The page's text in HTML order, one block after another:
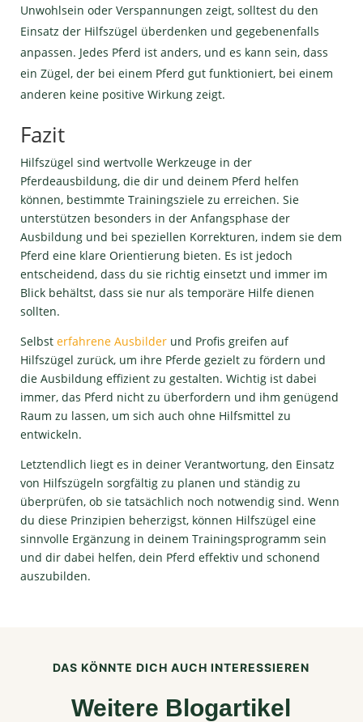
Unwohlsein oder Verspannungen zeigt, solltest du den
Einsatz der Hilfszügel überdenken und gegebenenfalls
anpassen. Jedes Pferd ist anders, und es kann sein, dass
ein Zügel, der bei einem Pferd gut funktioniert, bei einem
anderen keine positive Wirkung zeigt.
Fazit
Hilfszügel sind wertvolle Werkzeuge in der
Pferdeausbildung, die dir und deinem Pferd helfen
können, bestimmte Trainingsziele zu erreichen. Sie
unterstützen besonders in der Anfangsphase der
Ausbildung und bei speziellen Korrekturen, indem sie dem
Pferd eine klare Orientierung bieten. Es ist jedoch
entscheidend, dass du sie richtig einsetzt und immer im
Blick behältst, dass sie nur als temporäre Hilfe dienen
sollten.
Selbst erfahrene Ausbilderund Profis greifen auf
Hilfszügel zurück, um ihre Pferde gezielt zu fördern und
die Ausbildung effizient zu gestalten. Wichtig ist dabei
immer, das Pferd nicht zu überfordern und ihm genügend
Raum zu lassen, um sich auch ohne Hilfsmittel zu
entwickeln.
Letztendlich liegt es in deiner Verantwortung, den Einsatz
von Hilfszügeln sorgfältig zu planen und ständig zu
überprüfen, ob sie tatsächlich noch notwendig sind. Wenn
du diese Prinzipien beherzigst, können Hilfszügel eine
sinnvolle Ergänzung in deinem Trainingsprogramm sein
und dir dabei helfen, dein Pferd effektiv und schonend
auszubilden.
DAS KÖNNTE DICH AUCH INTERESSIEREN
Weitere Blogartikel